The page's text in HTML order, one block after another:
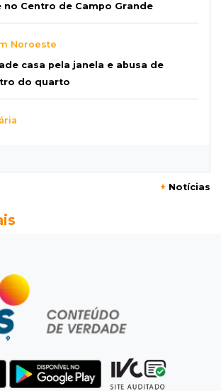
no Centro de Campo Grande
Noroeste
casa pela janela e abusa de
do quarto
calor pode virar uma “estufa” e
paraplégico
a casa para virar piloto, mas pulo
tudo
porta-malas: Fábio assa chipa e
dentro do carro
+ Notícias